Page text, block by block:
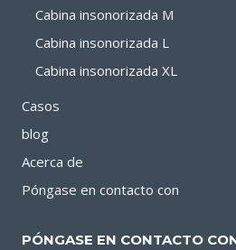
Cabina insonorizada M
Cabina insonorizada L
Cabina insonorizada XL
Casos
blog
Acerca de
Póngase en contacto con
PÓNGASE EN CONTACTO